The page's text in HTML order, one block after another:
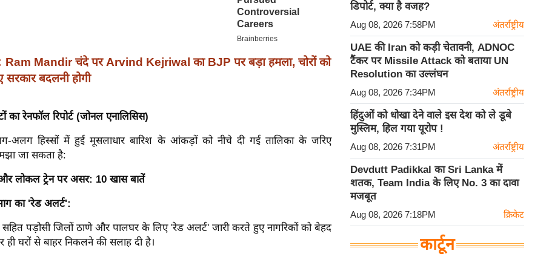
Ram Mandir चंदे पर Arvind Kejriwal का BJP पर बड़ा हमला, चोरों को
बदलनी होगी
का रेनफॉल रिपोर्ट (जोनल एनालिसिस)
अलग हिस्सों में हुई मूसलाधार बारिश के आंकड़ों को नीचे दी गई तालिका के जरिए
जा सकता है:
लोकल ट्रेन पर असर: 10 खास बातें
का 'रेड अलर्ट':
पड़ोसी जिलों ठाणे और पालघर के लिए 'रेड अलर्ट' जारी करते हुए नागरिकों को बेहद
ही घरों से बाहर निकलने की सलाह दी है।
डिपोर्ट, क्या है वजह?
Aug 08, 2026 7:58PM अंतर्राष्ट्रीय
UAE की Iran को कड़ी चेतावनी, ADNOC
टैंकर पर Missile Attack को बताया UN
Resolution का उल्लंघन
Aug 08, 2026 7:34PM अंतर्राष्ट्रीय
हिंदुओं को धोखा देने वाले इस देश को ले डूबे
मुस्लिम, हिल गया यूरोप !
Aug 08, 2026 7:31PM अंतर्राष्ट्रीय
Devdutt Padikkal का Sri Lanka में
शतक, Team India के लिए No. 3 का दावा
मजबूत
Aug 08, 2026 7:18PM क्रिकेट
कार्टून